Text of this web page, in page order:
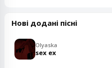
Нові додані пісні
Olyaska
sex ex